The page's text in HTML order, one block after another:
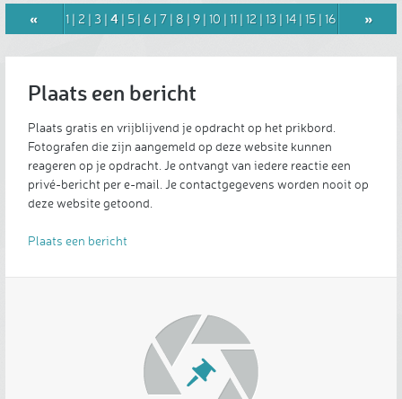
« 1 | 2 | 3 |4 | 5 |6 |7 | 8 |9 |10 |11 |12 |13 |14|15 |16
»
Plaats een bericht
Plaats gratis en vrijblijvend je opdracht op het prikbord.
Fotografen die zijn aangemeld op deze website kunnen
reageren op je opdracht. Je ontvangt van iedere reactie een
privé-bericht per e-mail. Je contactgegevens worden nooit op
deze website getoond.
Plaats een bericht